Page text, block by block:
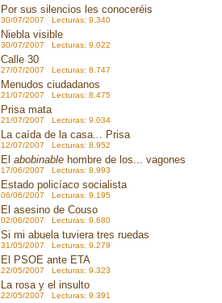
Por sus silencios les conoceréis
30/07/2007 Lecturas: 9.340
Niebla visible
30/07/2007 Lecturas: 9.022
Calle 30
27/07/2007 Lecturas: 8.747
Menudos ciudadanos
21/07/2007 Lecturas: 8.475
Prisa mata
21/07/2007 Lecturas: 9.034
La caída de la casa... Prisa
12/07/2007 Lecturas: 8.952
El abobinable hombre de los... vagones
17/06/2007 Lecturas: 8.993
Estado policíaco socialista
06/06/2007 Lecturas: 9.195
El asesino de Couso
02/06/2007 Lecturas: 9.680
Si mi abuela tuviera tres ruedas
31/05/2007 Lecturas: 9.279
El PSOE ante ETA
22/05/2007 Lecturas: 9.323
La rosa y el insulto
22/05/2007 Lecturas: 9.391